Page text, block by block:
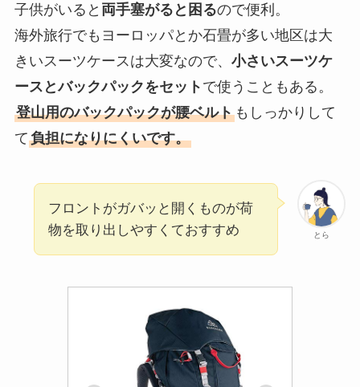
子供がいると 両手塞がると困るので便利。
海外旅行でもヨーロッパとか石畳が多い地区は大
きいスーツケースは大変なので、 小さいスーツケ
ースとバックパックをセット で使うこともある。
登山用のバックパックが腰ベルトもしっかりして
て負担になりにくいです。
とら
フロントがガバッと開くものが荷
物を取り出しやすくておすすめ